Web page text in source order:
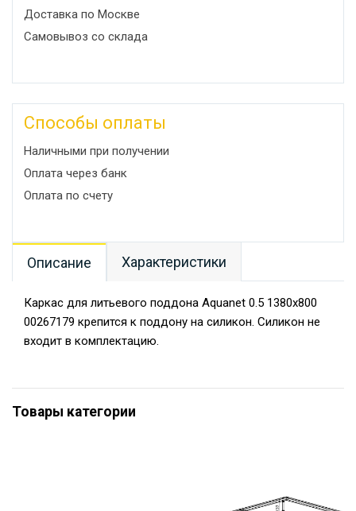
Доставка по Москве
Самовывоз со склада
Способы оплаты
Наличными при получении
Оплата через банк
Оплата по счету
Описание Характеристики
Каркас для литьевого поддона Aquanet 0.5 1380x800
00267179 крепится к поддону на силикон. Силикон не
входит в комплектацию.
Товары категории